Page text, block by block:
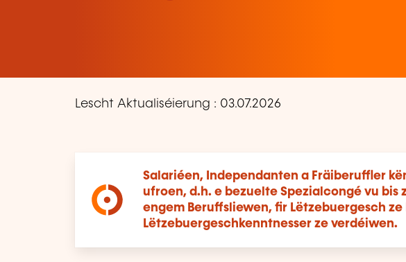
Lescht Aktualiséierung : 03.07.2026
Salariéen, Independanten a Fräiberuffler
ufroen, d.h. e bezuelte Spezialcongé vu bis
engem Beruffsliewen, fir Lëtzebuergesch
Lëtzebuergeschkenntnesser ze verdéiwen.